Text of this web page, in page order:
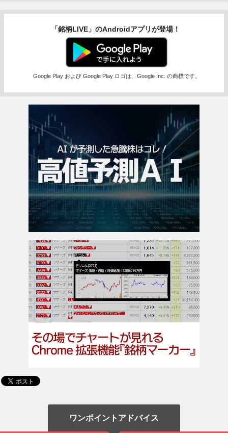
「銘柄LIVE」のAndroidアプリが登場！
Google Play および Google Play ロゴは、Google Inc. の商標です。
ワンポイントアドバイス